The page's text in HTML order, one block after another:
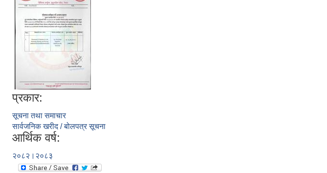
प्रकार:
सूचना तथा समाचार
सार्वजनिक खरीद / बोलपत्र सूचना
आर्थिक वर्ष:
२०८२।२०८३